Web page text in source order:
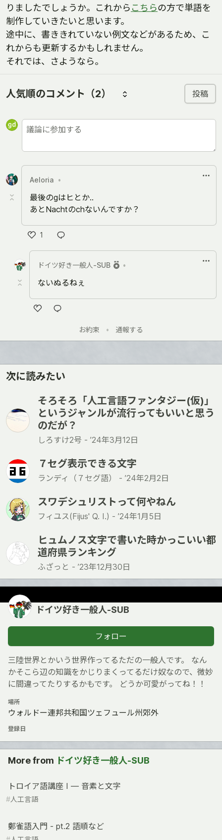
りましたでしょうか。これから こちらの方で単語を
制作していきたいと思います。
途中に、書ききれていない例文などがあるため、こ
れからも更新するかもしれません。
それでは、さようなら。
人気順のコメント （2） 投稿
Aeloria •
最後のgはヒとか..
あとNachtのchないんですか？
1
い
ドイツ好き一般人-SUB •
ないぬるねぇ
ね
お約束 • 通報する
次に読みたい
そろそろ「人工言語ファンタジー(仮)」
というジャンルが流行ってもいいと思う
のだが？
しろすけ2号 - ’24年3月12日
７セグ表示できる文字
ランディ（７セグ語） - ’24年2月2日
スワデシュリストって何やねん
フィユス(Fijus' Q. I.) - ’24年1月5日
ヒュムノス文字で書いた時かっこいい都
道府県ランキング
ふざっと - ’23年12月30日
ドイツ好き一般人-SUB
フォロー
三陸世界とかいう世界作ってるただの一般人です。 なん
かそこら辺の知識をかじりまくってるだけ奴なので、微妙
に間違ってたりするかもです。 どうか可愛がってね！！
場所
ウォルドー連邦共和国ツェフュール州郊外
登録日
More from ドイツ好き一般人-SUB
トロイア語講座 I ― 音素と文字
#人工言語
鄭雀語入門 - pt.2 語順など